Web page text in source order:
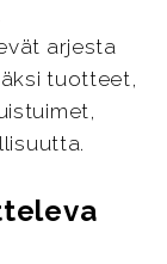
arjesta
tuotteet,